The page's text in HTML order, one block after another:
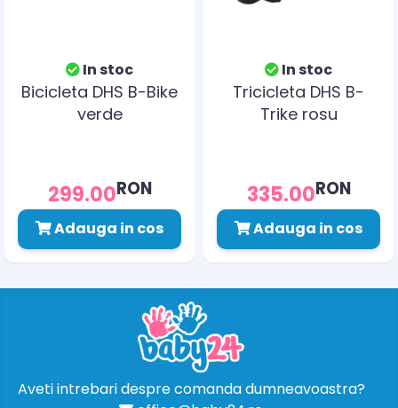
In stoc
Bicicleta DHS B-Bike
verde
299.00RON
Adauga in cos
In stoc
Tricicleta DHS B-
Trike rosu
335.00RON
Adauga in cos
Aveti intrebari despre comanda dumneavoastra?